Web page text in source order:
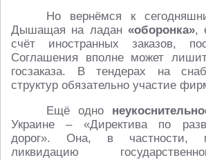
Но вернёмся к
Дышащая на ладан «оборонка»,
счёт иностранных заказов,
Соглашения вполне может
госзаказа. В тендерах на
структур обязательно участие
Ещё одно
Украине – «Директива по
дорог». Она, в частности,
ликвидацию